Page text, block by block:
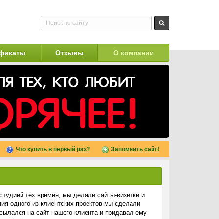
Отзывы О компании
Что купить в первый раз? Запомнить сайт!
тех времен, мы делали сайты-визитки и
одного из клиентских проектов мы сделали
на сайт нашего клиента и придавал ему